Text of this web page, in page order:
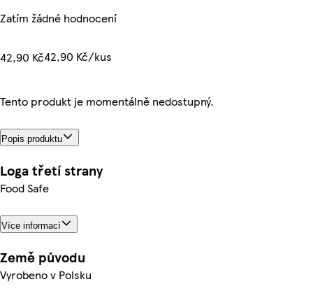
Zatím žádné hodnocení
42,90 Kč42,90 Kč/kus
Tento produkt je momentálně nedostupný.
Popis produktu
Loga třetí strany
Food Safe
Více informací
Země původu
Vyrobeno v Polsku